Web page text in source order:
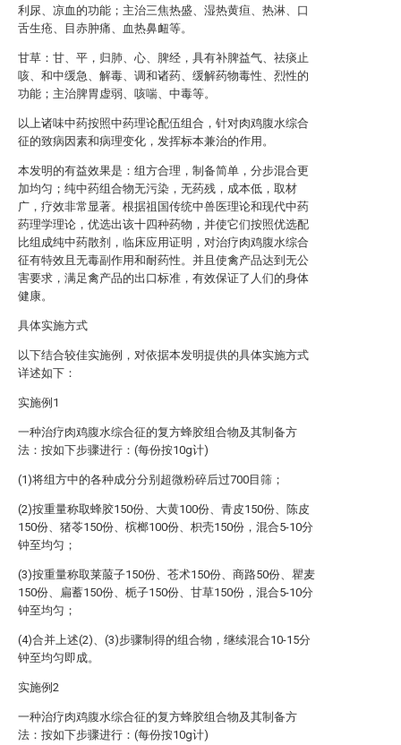
利尿、凉血的功能；主治三焦热盛、湿热黄疸、热淋、口
舌生疮、目赤肿痛、血热鼻衄等。
甘草：甘、平，归肺、心、脾经，具有补脾益气、祛痰止
咳、和中缓急、解毒、调和诸药、缓解药物毒性、烈性的
功能；主治脾胃虚弱、咳喘、中毒等。
以上诸味中药按照中药理论配伍组合，针对肉鸡腹水综合
征的致病因素和病理变化，发挥标本兼治的作用。
本发明的有益效果是：组方合理，制备简单，分步混合更
加均匀；纯中药组合物无污染，无药残，成本低，取材
广，疗效非常显著。根据祖国传统中兽医理论和现代中药
药理学理论，优选出该十四种药物，并使它们按照优选配
比组成纯中药散剂，临床应用证明，对治疗肉鸡腹水综合
征有特效且无毒副作用和耐药性。并且使禽产品达到无公
害要求，满足禽产品的出口标准，有效保证了人们的身体
健康。
具体实施方式
以下结合较佳实施例，对依据本发明提供的具体实施方式
详述如下：
实施例1
一种治疗肉鸡腹水综合征的复方蜂胶组合物及其制备方
法：按如下步骤进行：(每份按10g计)
(1)将组方中的各种成分分别超微粉碎后过700目筛；
(2)按重量称取蜂胶150份、大黄100份、青皮150份、陈皮
150份、猪苓150份、槟榔100份、枳壳150份，混合5-10分
钟至均匀；
(3)按重量称取莱菔子150份、苍术150份、商路50份、瞿麦
150份、扁蓄150份、栀子150份、甘草150份，混合5-10分
钟至均匀；
(4)合并上述(2)、(3)步骤制得的组合物，继续混合10-15分
钟至均匀即成。
实施例2
一种治疗肉鸡腹水综合征的复方蜂胶组合物及其制备方
法：按如下步骤进行：(每份按10g计)